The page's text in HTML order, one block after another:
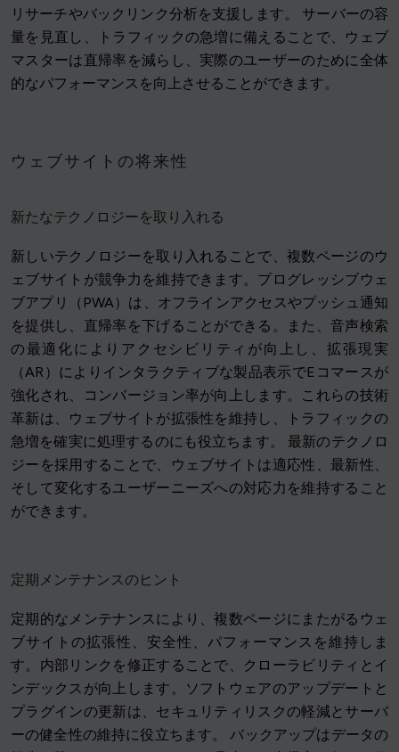
リサーチやバックリンク分析を支援します。 サーバーの容
量を見直し、トラフィックの急増に備えることで、ウェブ
マスターは直帰率を減らし、実際のユーザーのために全体
的なパフォーマンスを向上させることができます。
ウェブサイトの将来性
新たなテクノロジーを取り入れる
新しいテクノロジーを取り入れることで、複数ページのウ
ェブサイトが競争力を維持できます。プログレッシブウェ
ブアプリ（PWA）は、オフラインアクセスやプッシュ通知
を提供し、直帰率を下げることができる。また、音声検索
の最適化によりアクセシビリティが向上し、拡張現実
（AR）によりインタラクティブな製品表示でEコマースが
強化され、コンバージョン率が向上します。これらの技術
革新は、ウェブサイトが拡張性を維持し、トラフィックの
急増を確実に処理するのにも役立ちます。 最新のテクノロ
ジーを採用することで、ウェブサイトは適応性、最新性、
そして変化するユーザーニーズへの対応力を維持すること
ができます。
定期メンテナンスのヒント
定期的なメンテナンスにより、複数ページにまたがるウェ
ブサイトの拡張性、安全性、パフォーマンスを維持しま
す。内部リンクを修正することで、クローラビリティとイ
ンデックスが向上します。ソフトウェアのアップデートと
プラグインの更新は、セキュリティリスクの軽減とサーバ
ーの健全性の維持に役立ちます。 バックアップはデータの